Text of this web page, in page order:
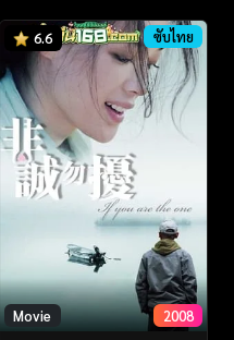
6.6 ซับไทย
Movie 2008